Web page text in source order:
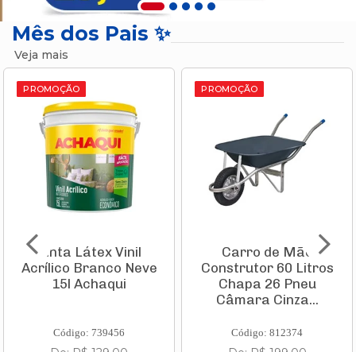
Mês dos Pais ✨
Veja mais
PROMOÇÃO
Tinta Látex Vinil
Acrílico Branco Neve
15l Achaqui
Código: 739456
PROMOÇÃO
Carro de Mão
Construtor 60 Litros
Chapa 26 Pneu
Câmara Cinza...
Código: 812374